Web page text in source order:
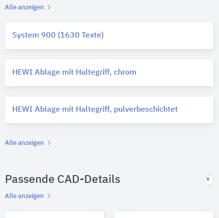
Alle anzeigen
System 900 (1630 Texte)
HEWI Ablage mit Haltegriff, chrom
HEWI Ablage mit Haltegriff, pulverbeschichtet
Alle anzeigen
Passende CAD-Details 9
Alle anzeigen